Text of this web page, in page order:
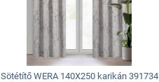
Sötétítő WERA 140X250 karikán 391734